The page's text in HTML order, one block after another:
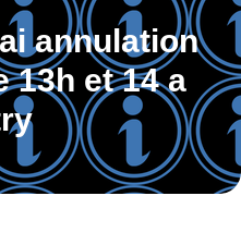
annulation
13h et 14 a